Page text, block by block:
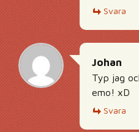
Svara
Johan
Typ jag
emo! xD
Svara